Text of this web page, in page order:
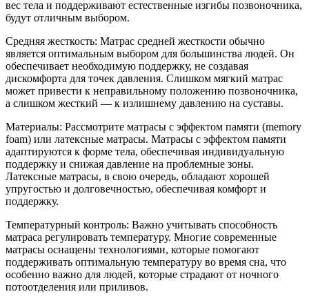
вес тела и поддерживают естественные изгибы позвоночника,
будут отличным выбором.
Средняя жесткость: Матрас средней жесткости обычно
является оптимальным выбором для большинства людей. Он
обеспечивает необходимую поддержку, не создавая
дискомфорта для точек давления. Слишком мягкий матрас
может привести к неправильному положению позвоночника,
а слишком жесткий — к излишнему давлению на суставы.
Материалы: Рассмотрите матрасы с эффектом памяти (memory
foam) или латексные матрасы. Матрасы с эффектом памяти
адаптируются к форме тела, обеспечивая индивидуальную
поддержку и снижая давление на проблемные зоны.
Латексные матрасы, в свою очередь, обладают хорошей
упругостью и долговечностью, обеспечивая комфорт и
поддержку.
Температурный контроль: Важно учитывать способность
матраса регулировать температуру. Многие современные
матрасы оснащены технологиями, которые помогают
поддерживать оптимальную температуру во время сна, что
особенно важно для людей, которые страдают от ночного
потоотделения или приливов.